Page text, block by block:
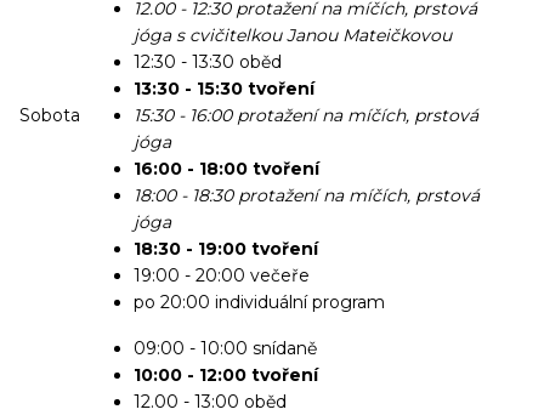
Sobota
12.00 - 12:30 protažení na míčích, prstová
jóga s cvičitelkou Janou Mateičkovou
12:30 - 13:30 oběd
13:30 - 15:30 tvoření
15:30 - 16:00 protažení na míčích, prstová
jóga
16:00 - 18:00 tvoření
18:00 - 18:30 protažení na míčích, prstová
jóga
18:30 - 19:00 tvoření
19:00 - 20:00 večeře
po 20:00 individuální program
09:00 - 10:00 snídaně
10:00 - 12:00 tvoření
12.00 - 13:00 oběd